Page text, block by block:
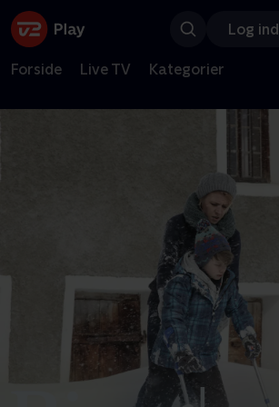
Log ind
Forside Live TV Kategorier